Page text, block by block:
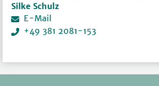
Silke Schulz
E-Mail
+49 381 2081-153